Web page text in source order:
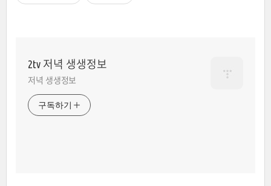
2tv 저녁 생생정보
저녁 생생정보
구독하기